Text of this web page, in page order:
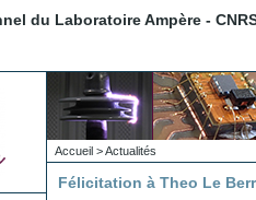
du Laboratoire Ampère -
Accueil >Actualités
Félicitation à Theo Le